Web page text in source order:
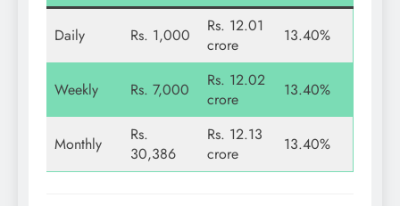
Daily Rs. 1,000
Rs. 12.01
crore
13.40%
Weekly Rs. 7,000
Rs. 12.02
crore
13.40%
Monthly
Rs.
30,386
Rs. 12.13
crore
13.40%